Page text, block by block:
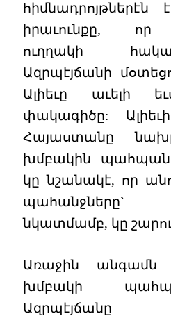
հիմնադրոյթներէն
իրաւունքը, որ
ուղղակի
Ազրպէյճանի
Ալիեւը աւելի
փակագիծը:
Հայաստանը
խմբակին
կը նշանակէ, որ
պահանջները`
նկատմամբ, կը
Առաջին անգամն
խմբակի
Ազրպէյճանը